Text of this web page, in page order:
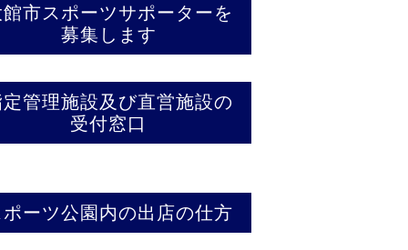
市スポーツサポーターを
募集します
管理施設及び直営施設の
受付窓口
ーツ公園内の出店の仕方